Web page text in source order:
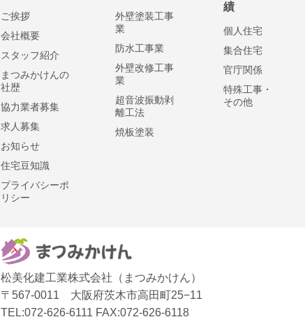
ご挨拶
会社概要
スタッフ紹介
まつみかけんの
社歴
協力業者募集
求人募集
お知らせ
住宅豆知識
プライバシーポ
リシー
外壁塗装工事
業
防水工事業
外壁改修工事
業
超音波振動剥
離工法
焼板塗装
績
個人住宅
集合住宅
官庁関係
特殊工事・
その他
松美化建工業株式会社（まつみかけん）
〒567-0011 大阪府茨木市高田町25−11
TEL:072-626-6111 FAX:072-626-6118